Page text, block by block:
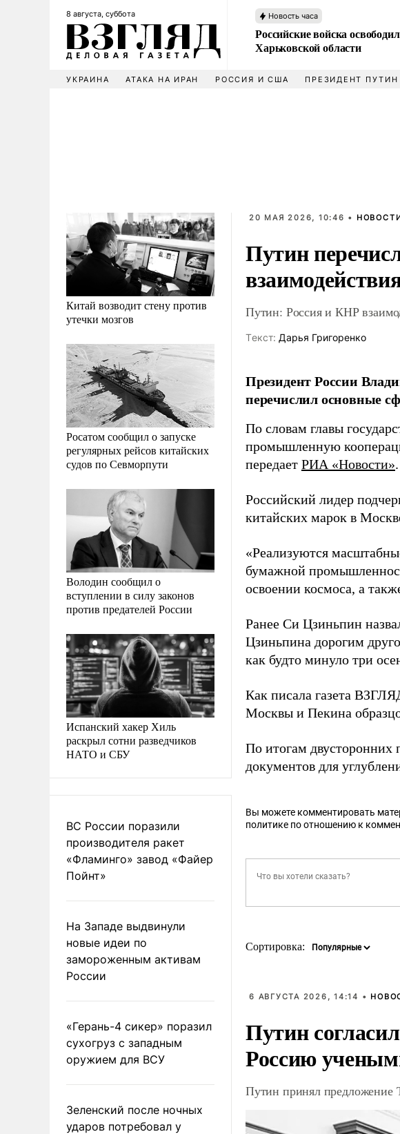
8 августа, суббота Новость часа
Российские войска
Харьковской области
УКРАИНА АТАКА НА ИРАН РОССИЯ И США ПРЕЗИДЕНТ ПУТИН
Китай возводит стену против
утечки мозгов
Росатом сообщил о запуске
регулярных рейсов китайских
судов по Севморпути
Володин сообщил о
вступлении в силу законов
против предателей России
Испанский хакер Хиль
раскрыл сотни разведчиков
НАТО и СБУ
ВС России поразили
производителя ракет
«Фламинго» завод «Файер
Пойнт»
На Западе выдвинули
новые идеи по
замороженным активам
России
«Герань-4 сикер» поразил
сухогруз с западным
оружием для ВСУ
Зеленский после ночных
ударов потребовал у
20 МАЯ 2026, 10:46 •
Путин
Путин: Россия и КНР
Tекст: Дарья Григоренко
Президент России
перечислил основные
По словам главы
промышленную
передает РИА «Новости».
Российский лидер
китайских марок в
«Реализуются
бумажной
освоении космоса, а
Ранее Си Цзиньпин
Цзиньпина дорогим
как будто минуло три
Как писала газета
Москвы и Пекина
По итогам двусторонних
документов для
Вы можете комментировать
политике по отношению к
Сортировка:
6 АВГУСТА 2026, 14:14 •
Путин
Россию
Путин принял предложение